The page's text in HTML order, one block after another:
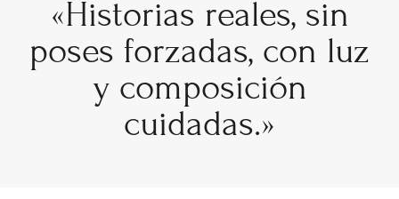
«Historias reales, sin
poses forzadas, con luz
y composición
cuidadas.»